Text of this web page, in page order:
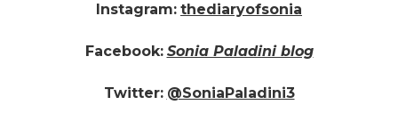
Instagram: thediaryofsonia
Facebook: Sonia Paladini blog
Twitter: @SoniaPaladini3